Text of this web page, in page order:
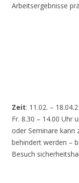
Arbeitsergebnisse
Zeit: 11.02. –
Fr. 8.30 – 14.00 Uhr
oder Seminare kann
behindert werden –
Besuch